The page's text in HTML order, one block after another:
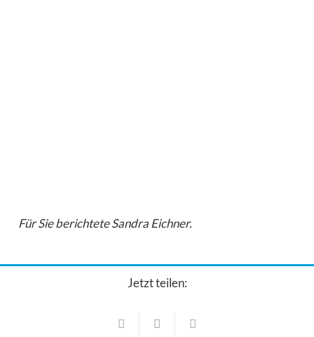
Für Sie berichtete Sandra Eichner.
Jetzt teilen: